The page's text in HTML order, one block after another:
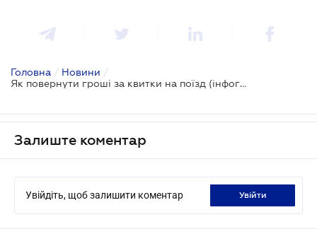
Головна / Новини /
Як повернути гроші за квитки на поїзд (інфографіка)
Залиште коментар
Увійдіть, щоб залишити коментар увійти